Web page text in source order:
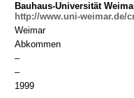
Bauhaus-Universität
http://www.uni-weimar.de/
Weimar
Abkommen
–
–
1999